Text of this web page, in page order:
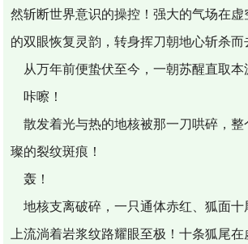
然斩断世界意识的操控！强大的气场在虚
的双眼恢复灵韵，转身挥刀朝地心斩杀而
从万年前便蛰伏至今，一朝苏醒直取本
咔嚓！
散发着光与热的地核被那一刀哄碎，整
璨的裂纹斑痕！
轰！
地核支离破碎，一只通体赤红、狐面十
上流淌着岩浆纹路耀眼至极！十条狐尾